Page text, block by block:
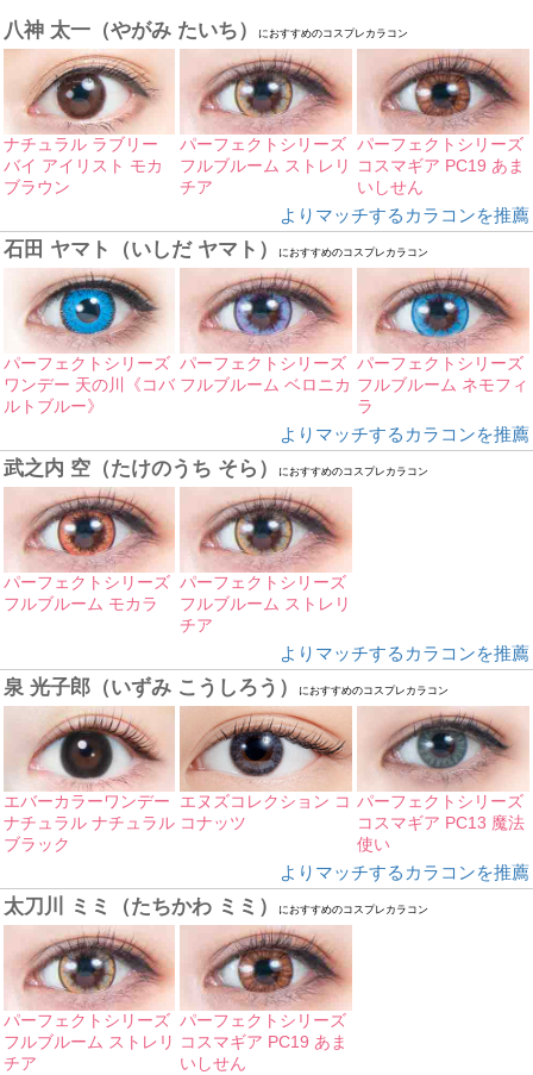
八神 太一（やがみ たいち） におすすめのコスプレカラコン
ナチュラル ラブリー
バイ アイリスト モカ
ブラウン
パーフェクトシリーズ
フルブルーム ストレリ
チア
パーフェクトシリーズ
コスマギア PC19 あま
いしせん
よりマッチするカラコンを推薦
石田 ヤマト（いしだ ヤマト） におすすめのコスプレカラコン
パーフェクトシリーズ
ワンデー 天の川《コバ
ルトブルー》
パーフェクトシリーズ
フルブルーム ベロニカ
パーフェクトシリーズ
フルブルーム ネモフィ
ラ
よりマッチするカラコンを推薦
武之内 空（たけのうち そら） におすすめのコスプレカラコン
パーフェクトシリーズ
フルブルーム モカラ
パーフェクトシリーズ
フルブルーム ストレリ
チア
よりマッチするカラコンを推薦
泉 光子郎（いずみ こうしろう） におすすめのコスプレカラコン
エバーカラーワンデー
ナチュラル ナチュラル
ブラック
エヌズコレクション コ
コナッツ
パーフェクトシリーズ
コスマギア PC13 魔法
使い
よりマッチするカラコンを推薦
太刀川 ミミ（たちかわ ミミ） におすすめのコスプレカラコン
パーフェクトシリーズ
フルブルーム ストレリ
チア
パーフェクトシリーズ
コスマギア PC19 あま
いしせん